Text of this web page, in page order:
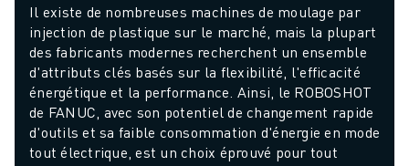
Il existe de nombreuses machines de moulage par
injection de plastique sur le marché, mais la plupart
des fabricants modernes recherchent un ensemble
d'attributs clés basés sur la flexibilité, l'efficacité
énergétique et la performance. Ainsi, le ROBOSHOT
de FANUC, avec son potentiel de changement rapide
d'outils et sa faible consommation d'énergie en mode
tout électrique, est un choix éprouvé pour tout